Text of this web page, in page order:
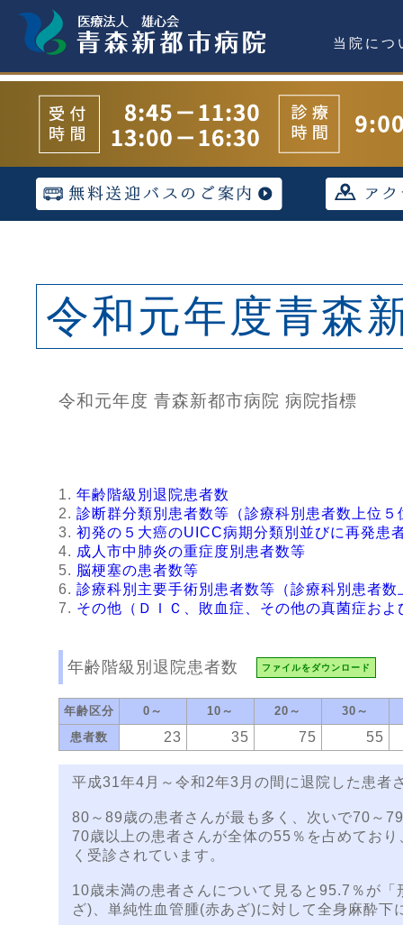
当院につ
令和元年度青森
令和元年度 青森新都市病院 病院指標
年齢階級別退院患者数
診断群分類別患者数等（診療科別患者数上位５
初発の５大癌のUICC病期分類別並びに再発患
成人市中肺炎の重症度別患者数等
脳梗塞の患者数等
診療科別主要手術別患者数等（診療科別患者数
その他（ＤＩＣ、敗血症、その他の真菌症お
年齢階級別退院患者数 ファイルをダウンロード
年齢区分 0～ 10～ 20～
30～
患者数
23 35 75 55
平成31年4月～令和2年3月の間に退院した患者
80～89歳の患者さんが最も多く、次いで70～
70歳以上の患者さんが全体の55％を占めてお
く受診されています。
10歳未満の患者さんについて見ると95.7％が
ざ)、単純性血管腫(赤あざ)に対して全身麻酔